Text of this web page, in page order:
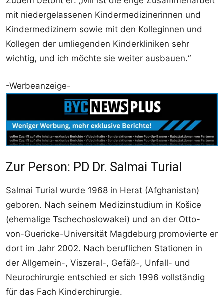
mit niedergelassenen Kindermedizinerinnen und
Kindermedizinern sowie mit den Kolleginnen und
Kollegen der umliegenden Kinderkliniken sehr
wichtig, und ich möchte sie weiter ausbauen.“
-Werbeanzeige-
Zur Person: PD Dr. Salmai Turial
Salmai Turial wurde 1968 in Herat (Afghanistan)
geboren. Nach seinem Medizinstudium in Košice
(ehemalige Tschechoslowakei) und an der Otto-
von-Guericke-Universität Magdeburg promovierte er
dort im Jahr 2002. Nach beruflichen Stationen in
der Allgemein-, Viszeral-, Gefäß-, Unfall- und
Neurochirurgie entschied er sich 1996 vollständig
für das Fach Kinderchirurgie.